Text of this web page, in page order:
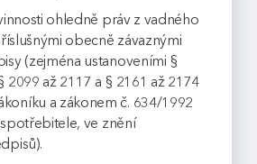
ohledně práv z vadného
obecně závaznými
(zejména ustanoveními §
2099 až 2117 a § 2161 až 2174
a zákonem č. 634/1992
ve znění